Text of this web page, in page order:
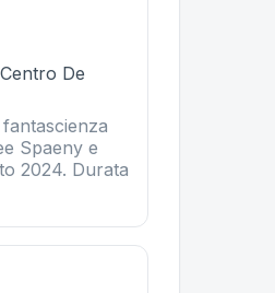
De
Spaeny e
2024. Durata